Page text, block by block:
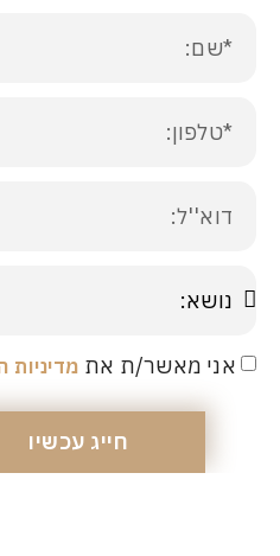
מאשר/ת אתמדיניות הפרטיות
חייג עכשיו